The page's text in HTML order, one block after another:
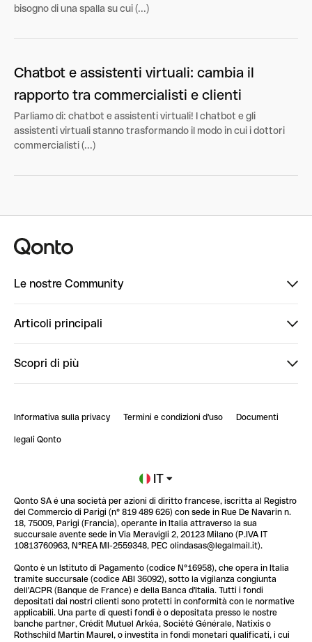
bisogno di una spalla su cui (...)
Chatbot e assistenti virtuali: cambia il
rapporto tra commercialisti e clienti
Parliamo di: chatbot e assistenti virtuali! I chatbot e gli
assistenti virtuali stanno trasformando il modo in cui i dottori
commercialisti (...)
Le nostre Community
PowerUp
Articoli principali
StrongHer Mentorship | Notion: come organizzare...
Scopri di più
Blog
Newsroom
Glossario finanziario
Informativa sulla privacy Termini e condizioni d'uso Documenti
legali Qonto
IT
Qonto SA é una società per azioni di diritto francese, iscritta al Registro
del Commercio di Parigi (n° 819 489 626) con sede in Rue De Navarin n.
18, 75009, Parigi (Francia), operante in Italia attraverso la sua
succursale avente sede in Via Meravigli 2, 20123 Milano (P.IVA IT
10813760963, N°REA MI-2559348, PEC olindasas@legalmail.it).
Qonto è un Istituto di Pagamento (codice N°16958), che opera in Italia
tramite succursale (codice ABI 36092), sotto la vigilanza congiunta
dell'ACPR (Banque de France) e della Banca d'Italia. Tutti i fondi
depositati dai nostri clienti sono protetti in conformità con le normative
applicabili. Una parte di questi fondi è o depositata presso le nostre
banche partner, Crédit Mutuel Arkéa, Société Générale, Natixis o
Rothschild Martin Maurel, o investita in fondi monetari qualificati, i cui